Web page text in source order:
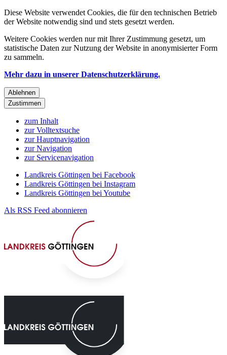
Diese Website verwendet Cookies, die für den technischen Betrieb
der Website notwendig sind und stets gesetzt werden.
Weitere Cookies werden nur mit Ihrer Zustimmung gesetzt, um
statistische Daten zur Nutzung der Website in anonymisierter Form
zu sammeln.
Mehr dazu in unserer Datenschutzerklärung.
Ablehnen
Zustimmen
zum Inhalt
zur Volltextsuche
zur Hauptnavigation
zur Navigation
zur Servicenavigation
Landkreis Göttingen bei Facebook
Landkreis Göttingen bei Instagram
Landkreis Göttingen bei Youtube
Als RSS Feed abonnieren